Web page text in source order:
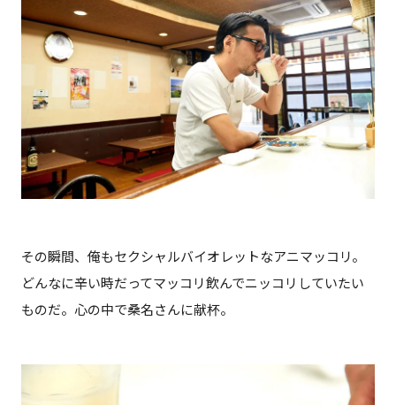
その瞬間、俺もセクシャルバイオレットなアニマッコリ。
どんなに辛い時だってマッコリ飲んでニッコリしていたい
ものだ。心の中で桑名さんに献杯。